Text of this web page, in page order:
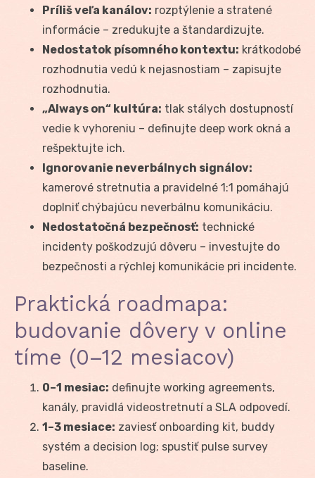
Príliš veľa kanálov: rozptýlenie a stratené
informácie – zredukujte a štandardizujte.
Nedostatok písomného kontextu: krátkodobé
rozhodnutia vedú k nejasnostiam – zapisujte
rozhodnutia.
„Always on“ kultúra: tlak stálych dostupností
vedie k vyhoreniu – definujte deep work okná a
rešpektujte ich.
Ignorovanie neverbálnych signálov:
kamerové stretnutia a pravidelné 1:1 pomáhajú
doplniť chýbajúcu neverbálnu komunikáciu.
Nedostatočná bezpečnosť: technické
incidenty poškodzujú dôveru – investujte do
bezpečnosti a rýchlej komunikácie pri incidente.
Praktická roadmapa:
budovanie dôvery v online
tíme (0–12 mesiacov)
0–1 mesiac: definujte working agreements,
kanály, pravidlá videostretnutí a SLA odpovedí.
1–3 mesiace: zaviesť onboarding kit, buddy
systém a decision log; spustiť pulse survey
baseline.